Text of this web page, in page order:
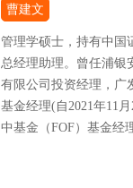
曹建文
管理学硕士，持有中国
总经理助理。曾任浦银
有限公司投资经理，广
基金经理(自2021年11
中基金（FOF）基金经